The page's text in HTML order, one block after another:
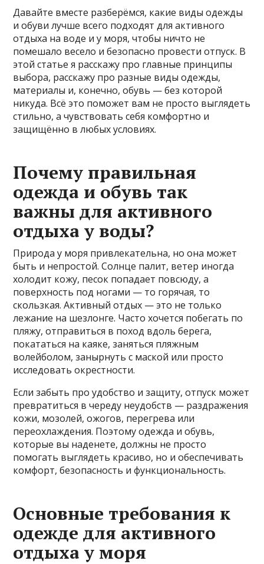
Давайте вместе разберёмся, какие виды одежды
и обуви лучше всего подходят для активного
отдыха на воде и у моря, чтобы ничто не
помешало весело и безопасно провести отпуск. В
этой статье я расскажу про главные принципы
выбора, расскажу про разные виды одежды,
материалы и, конечно, обувь — без которой
никуда. Всё это поможет вам не просто выглядеть
стильно, а чувствовать себя комфортно и
защищённо в любых условиях.
Почему правильная
одежда и обувь так
важны для активного
отдыха у воды?
Природа у моря привлекательна, но она может
быть и непростой. Солнце палит, ветер иногда
холодит кожу, песок попадает повсюду, а
поверхность под ногами — то горячая, то
скользкая. Активный отдых — это не только
лежание на шезлонге. Часто хочется побегать по
пляжу, отправиться в поход вдоль берега,
покататься на каяке, заняться пляжным
волейболом, занырнуть с маской или просто
исследовать окрестности.
Если забыть про удобство и защиту, отпуск может
превратиться в череду неудобств — раздражения
кожи, мозолей, ожогов, перегрева или
переохлаждения. Поэтому одежда и обувь,
которые вы наденете, должны не просто
помогать выглядеть красиво, но и обеспечивать
комфорт, безопасность и функциональность.
Основные требования к
одежде для активного
отдыха у моря